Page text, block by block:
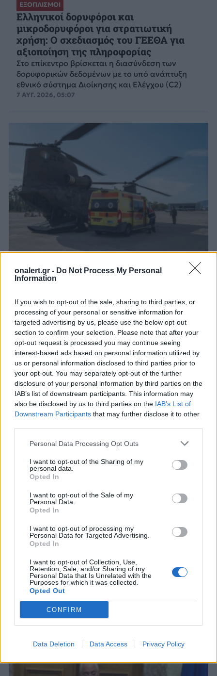
onalert.gr - Do Not Process My Personal
Information
If you wish to opt-out of the sale, sharing to third parties, or
processing of your personal or sensitive information for
targeted advertising by us, please use the below opt-out
section to confirm your selection. Please note that after your
opt-out request is processed you may continue seeing
interest-based ads based on personal information utilized by
us or personal information disclosed to third parties prior to
your opt-out. You may separately opt-out of the further
disclosure of your personal information by third parties on the
IAB’s list of downstream participants. This information may
also be disclosed by us to third parties on the IAB’s List of
Downstream Participants that may further disclose it to other
Personal Data Processing Opt Outs
I want to opt-out of the Sharing of my
personal data.
Opted In
I want to opt-out of the Sale of my
Personal Data.
Opted In
I want to opt-out of processing my
Personal Data for Targeted Advertising.
Opted In
I want to opt-out of Collection, Use,
Retention, Sale, and/or Sharing of my
Personal Data that Is Unrelated with the
Purposes for which it was collected.
Opted Out
CONFIRM
Data Deletion Data Access Privacy Policy
ΕΞΟΠΛΙΣΜΟΙ
Ελληνικοί δορυφόροι και
μικροδορυφόροι για στρατιωτική
χρήση: Ο σχεδιασμός του ΓΕΕΘΑ για
αξιοποίηση της πληροφορίας
Στο επίκεντρο βρίσκεται η διασύνδεση των
δορυφορικών δεδομένων με το υπό ανάπτυξη
εθνικό σύστημα Διοίκησης και Ελέγχου (C2)
7 ΑΥΓ. 2026, 05:07
ΓΕΕΘΑ
ΓΕΕΘΑ: Μεταφορά 218 ασθενών με
τον φετινό Ιούλιο
Τα πτητικά μέσα των Ενόπλων Δυνάμεων
πραγματοποίησαν συνολικά 137 αποστολές
αεροδιακομιδής τον Ιούλιο
3 ΑΥΓ. 2026, 13:53
ΓΕΕΘΑ – ΣΤΥΑΔ: Αποφοίτησε η 34η
Σειρά της Σχολής Τηλεπικοινωνιών
Ηλεκτρονικών Αξιωματικών
Διαβιβάσεων
Αποφοίτησαν 17 σπουδαστές, εκ των οποίων 16
Αξιωματικοί του Στρατού Ξηράς και ένας
Αξιωματικός του Γενικού Επιτελείου Εθνικής
Φρουράς
31 ΙΟΥΛ. 2026, 19:06